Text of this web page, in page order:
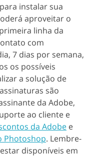
instalar sua
aproveitar o
linha da
com
7 dias por semana,
os possíveis
a solução de
são
da Adobe,
ao cliente e
da Adobe e
Photoshop. Lembre-
disponíveis em